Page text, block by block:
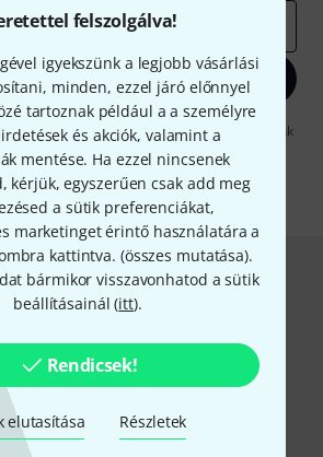
felszolgálva!
igyekszünk a legjobb vásárlási
minden, ezzel járó előnnyel
tartoznak például a a személyre
és akciók, valamint a
mentése. Ha ezzel nincsenek
kérjük, egyszerűen csak add meg
a sütik preferenciákat,
marketinget érintő használatára a
kattintva. (összes mutatása).
bármikor visszavonhatod a sütik
beállításainál (itt).
Rendicsek!
elutasítása Részletek
Bejelentkezés
kattintva elfogadja, hogy e-mailben küldjünk
leiratkozhat erről. A hírlevélről további
azdata protection guideline-ben talál.
* Kitöltés kötelező
és fizetés
titkosítással: Banki átutalás vagy
segítségével